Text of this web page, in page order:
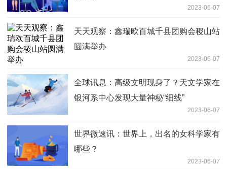
2023-06-07
天天观察：鑫瑞欧百城千县团购会稷山站
圆满举办
2023-06-07
全球讯息：高级文明现身了？天文学家在
银河系中心发现大量神秘“细线”
2023-06-07
世界微速讯：世界上，出名的女科学家有
哪些？
2023-06-07